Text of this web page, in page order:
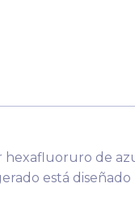
hexafluoruro de
está